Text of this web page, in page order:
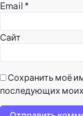
Email *
Сайт
Сохранить моё
последующих